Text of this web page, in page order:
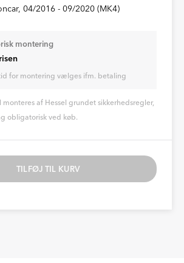
04/2016 - 09/2020 (MK4)
montering
for montering vælges ifm. betaling
af Hessel grundet sikkerhedsregler,
obligatorisk ved køb.
TILFØJ TIL KURV